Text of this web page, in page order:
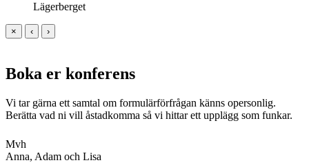
Lägerberget
× ‹ ›
Boka er konferens
Vi tar gärna ett samtal om formulärförfrågan känns opersonlig.
Berätta vad ni vill åstadkomma så vi hittar ett upplägg som funkar.
Mvh
Anna, Adam och Lisa